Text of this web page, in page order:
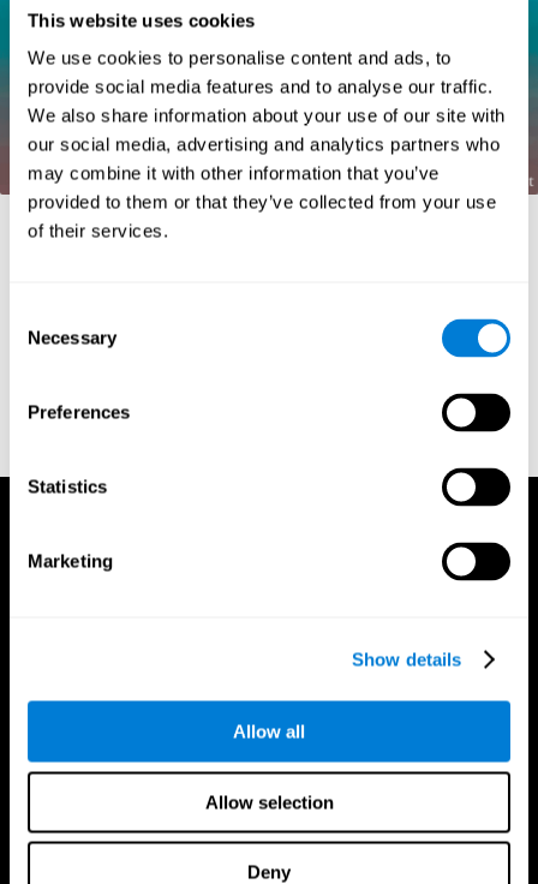
This website uses cookies
We use cookies to personalise content and ads, to
provide social media features and to analyse our traffic.
We also share information about your use of our site with
our social media, advertising and analytics partners who
may combine it with other information that you’ve
provided to them or that they’ve collected from your use
of their services.
Selection
Necessary
Preferences
Statistics
Marketing
Show details
Allow all
Allow selection
Deny
Kaplan, E., Goodglass, H., Weintraub, S. (1983). Boston
Naming Test. Philadelphia: Lea & Febiger.
Wechsler, D. (1997). WAIS-III: Wechsler Adult Intelligence Scale
- Third edition administration and scoring manual. San Antonio,